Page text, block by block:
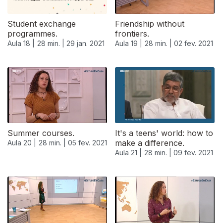
Student exchange
programmes.
Aula 18 | 28 min. | 29 jan. 2021
Friendship without
frontiers.
Aula 19 | 28 min. | 02 fev. 2021
Summer courses.
Aula 20 | 28 min. | 05 fev. 2021
It's a teens' world: how to
make a difference.
Aula 21 | 28 min. | 09 fev. 2021
525123